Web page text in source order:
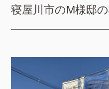
寝屋川市のM様邸